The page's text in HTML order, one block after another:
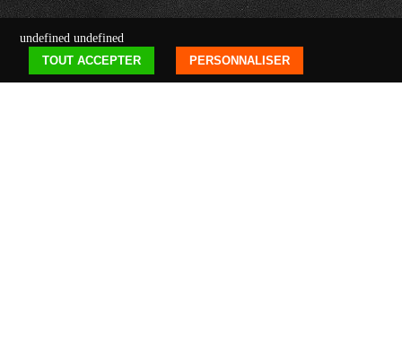
undefined undefined
TOUT ACCEPTER
PERSONNALISER